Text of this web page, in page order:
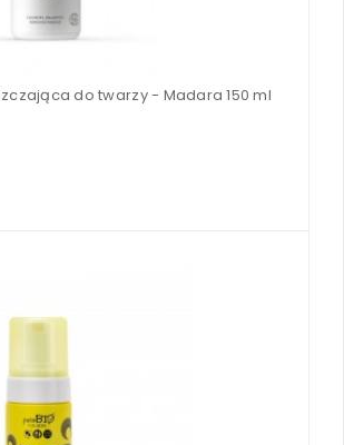
do twarzy - Madara 150 ml